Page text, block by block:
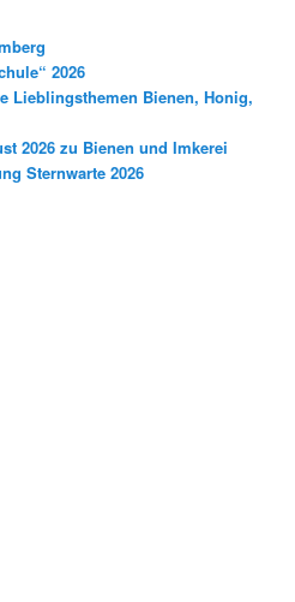
2026
Lieblingsthemen Bienen, Honig,
2026 zu Bienen und Imkerei
Sternwarte 2026